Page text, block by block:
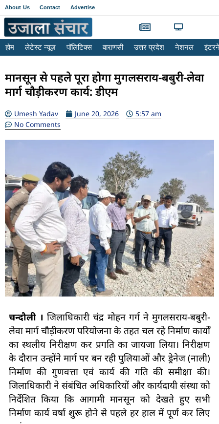
About Us Contact Advertise
होम लेटेस्ट न्यूज़ पॉलिटिक्स वाराणसी उत्तर प्रदेश नेशनल
मानसून से पहले पूरा होगा मुगलसराय-बबुरी-लेवा
मार्ग चौड़ीकरण कार्य: डीएम
Umesh Yadav June 20, 2026
5:57 am
No Comments
चन्दौली ।जिलाधिकारी चंद्र मोहन गर्ग ने मुगलसराय-बबुरी-
लेवा मार्ग चौड़ीकरण परियोजना के तहत चल रहे निर्माण कार्यों
का स्थलीय निरीक्षण कर प्रगति का जायजा लिया। निरीक्षण
के दौरान उन्होंने मार्ग पर बन रही पुलियाओं और ड्रेनेज (नाली)
निर्माण की गुणवत्ता एवं कार्य की गति की समीक्षा की।
जिलाधिकारी ने संबंधित अधिकारियों और कार्यदायी संस्था को
निर्देशित किया कि आगामी मानसून को देखते हुए सभी
निर्माण कार्य वर्षा शुरू होने से पहले हर हाल में पूर्ण कर लिए